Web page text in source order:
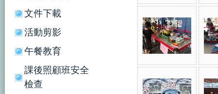
文件下載
活動剪影
午餐教育
課後照顧班安全
檢查